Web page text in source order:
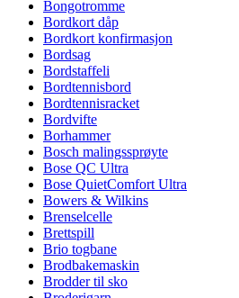
Bongotromme
Bordkort dåp
Bordkort konfirmasjon
Bordsag
Bordstaffeli
Bordtennisbord
Bordtennisracket
Bordvifte
Borhammer
Bosch malingssprøyte
Bose QC Ultra
Bose QuietComfort Ultra
Bowers & Wilkins
Brenselcelle
Brettspill
Brio togbane
Brodbakemaskin
Brodder til sko